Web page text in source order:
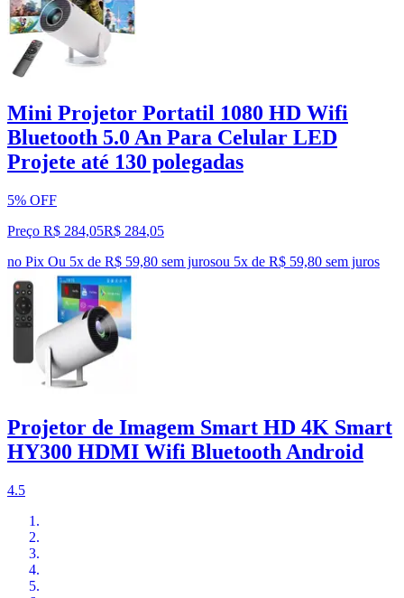
Mini Projetor Portatil 1080 HD Wifi
Bluetooth 5.0 An Para Celular LED
Projete até 130 polegadas
5% OFF
Preço R$ 284,05R$ 284,05
no Pix Ou 5x de R$ 59,80 sem jurosou 5x de R$ 59,80 sem juros
Projetor de Imagem Smart HD 4K Smart
HY300 HDMI Wifi Bluetooth Android
4.5